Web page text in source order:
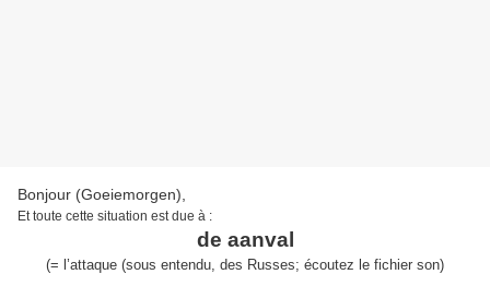
Bonjour (Goeiemorgen),
Et toute cette situation est due à :
de aanval
(= l’attaque (sous entendu, des Russes; écoutez le fichier son)